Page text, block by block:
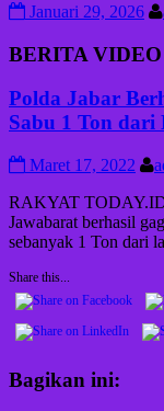
Januari 29, 2026
BERITA
Polda Jabar
Sabu 1 Ton
Maret 17, 2022
RAKYAT
Jawabarat berhasil
sebanyak 1 Ton dari
Share this...
Bagikan ini: